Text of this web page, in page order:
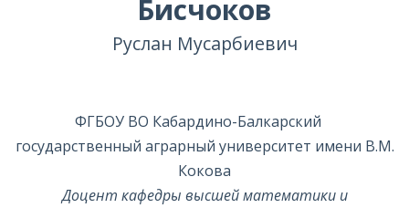
Бисчоков
Руслан Мусарбиевич
ФГБОУ ВО Кабардино-Балкарский
государственный аграрный университет имени В.М.
Кокова
Доцент кафедры высшей математики и